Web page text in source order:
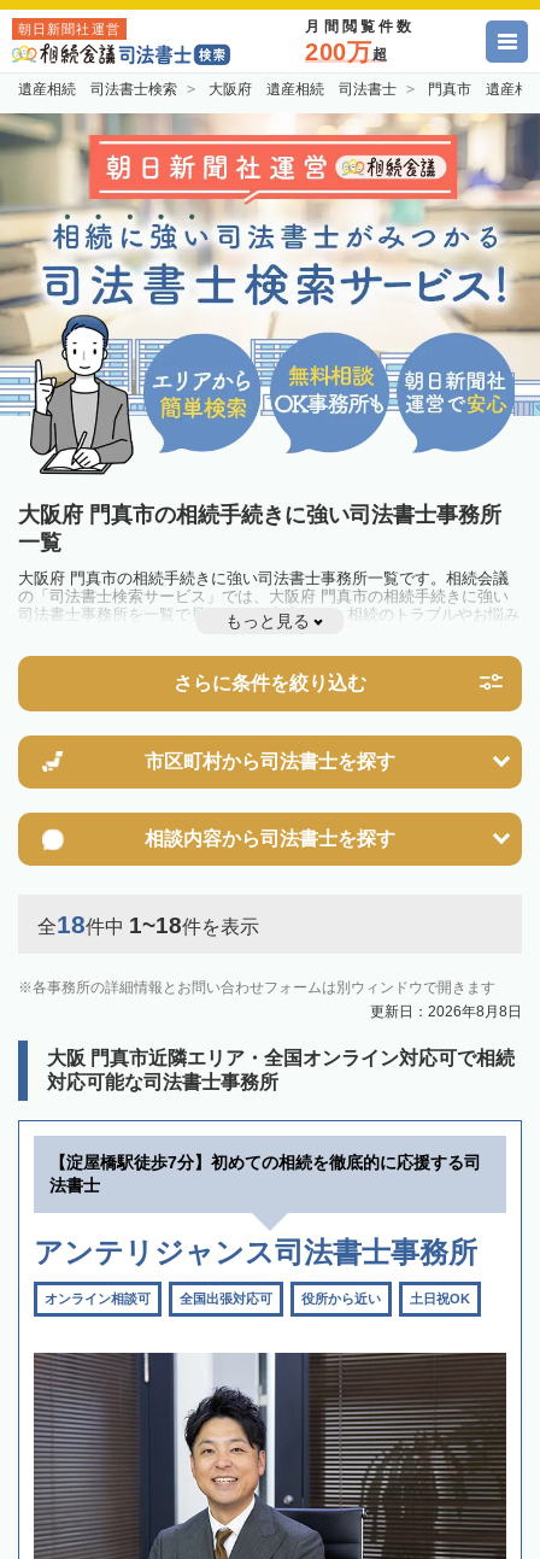
朝日新聞社運営 月間閲覧件数
200万超
遺産相続 司法書士検索 大阪府 遺産相続 司法書士 門真市 遺産相
大阪府 門真市の相続手続きに強い司法書士事務所
一覧
大阪府 門真市の相続手続きに強い司法書士事務所一覧です。相続会議
の「司法書士検索サービス」では、大阪府 門真市の相続手続きに強い
司法書士事務所を一覧で見ることが出来ます。相続のトラブルやお悩み
を抱えている方は一度近隣の司法書士に相談してみましょう。
もっと見る
さらに条件を絞り込む
市区町村から司法書士を探す
相談内容から司法書士を探す
全18件中 1~18件を表示
各事務所の詳細情報とお問い合わせフォームは別ウィンドウで開きます
更新日：2026年8月8日
大阪 門真市近隣エリア・全国オンライン対応可で相続
対応可能な司法書士事務所
【淀屋橋駅徒歩7分】初めての相続を徹底的に応援する司
法書士
アンテリジャンス司法書士事務所
オンライン相談可 全国出張対応可 役所から近い 土日祝OK